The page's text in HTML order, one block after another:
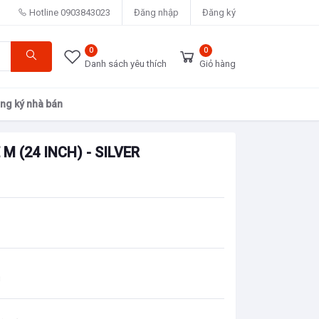
Hotline 0903843023 Đăng nhập Đăng ký
0
Danh sách yêu thích
0
Giỏ hàng
ký nhà bán
(24 INCH) - SILVER